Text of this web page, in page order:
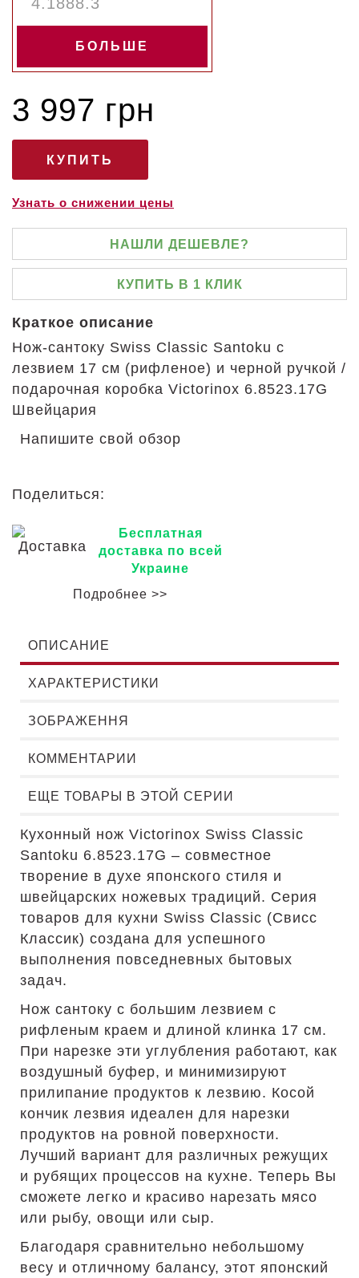
БОЛЬШЕ
3 997 грн
Узнать о снижении цены
НАШЛИ ДЕШЕВЛЕ?
КУПИТЬ В 1 КЛИК
Краткое описание
Нож-сантоку Swiss Classic Santoku с
лезвием 17 см (рифленое) и черной ручкой /
подарочная коробка Victorinox 6.8523.17G
Швейцария
Напишите свой обзор
Поделиться:
Бесплатная
доставка по всей
Украине
Подробнее >>
ОПИСАНИЕ
ХАРАКТЕРИСТИКИ
ЗОБРАЖЕННЯ
КОММЕНТАРИИ
ЕЩЕ ТОВАРЫ В ЭТОЙ СЕРИИ
Кухонный нож Victorinox Swiss Classic
Santoku 6.8523.17G – совместное
творение в духе японского стиля и
швейцарских ножевых традиций. Серия
товаров для кухни Swiss Classic (Свисс
Классик) создана для успешного
выполнения повседневных бытовых
задач.
Нож сантоку с большим лезвием с
рифленым краем и длиной клинка 17 см.
При нарезке эти углубления работают, как
воздушный буфер, и минимизируют
прилипание продуктов к лезвию. Косой
кончик лезвия идеален для нарезки
продуктов на ровной поверхности.
Лучший вариант для различных режущих
и рубящих процессов на кухне. Теперь Вы
сможете легко и красиво нарезать мясо
или рыбу, овощи или сыр.
Благодаря сравнительно небольшому
весу и отличному балансу, этот японский